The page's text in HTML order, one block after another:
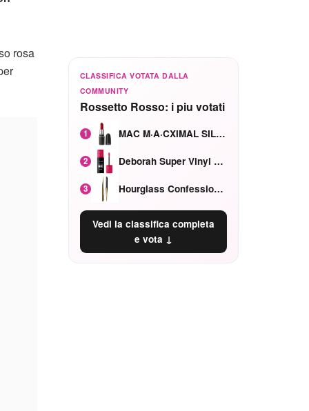
rosa
CLASSIFICA VOTATA DALLA
COMMUNITY
Rossetto Rosso: i piu votati
1 MAC M·A·CXIMAL SILKY MATTE Red Rock mat
2 Deborah Super Vinyl Shake Rosa Ciliegia
3 Hourglass Confession Ricaricabile Ultra Preciso Ad Alta Intensità Secretly Classic Red
Vedi la classifica completa
e vota ↓